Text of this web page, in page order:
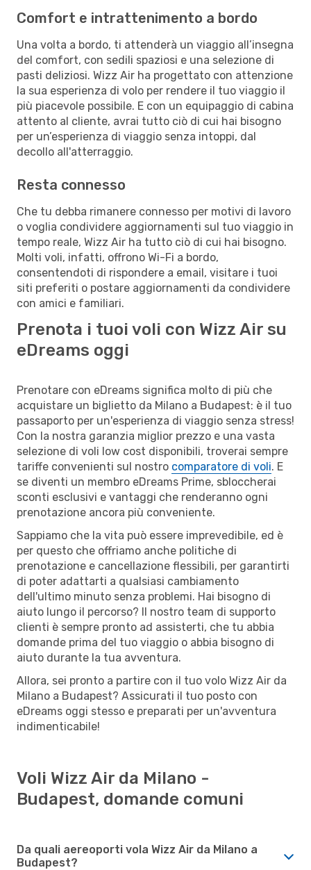
Comfort e intrattenimento a bordo
Una volta a bordo, ti attenderà un viaggio all’insegna
del comfort, con sedili spaziosi e una selezione di
pasti deliziosi. Wizz Air ha progettato con attenzione
la sua esperienza di volo per rendere il tuo viaggio il
più piacevole possibile. E con un equipaggio di cabina
attento al cliente, avrai tutto ciò di cui hai bisogno
per un’esperienza di viaggio senza intoppi, dal
decollo all'atterraggio.
Resta connesso
Che tu debba rimanere connesso per motivi di lavoro
o voglia condividere aggiornamenti sul tuo viaggio in
tempo reale, Wizz Air ha tutto ciò di cui hai bisogno.
Molti voli, infatti, offrono Wi-Fi a bordo,
consentendoti di rispondere a email, visitare i tuoi
siti preferiti o postare aggiornamenti da condividere
con amici e familiari.
Prenota i tuoi voli con Wizz Air su
eDreams oggi
Prenotare con eDreams significa molto di più che
acquistare un biglietto da Milano a Budapest: è il tuo
passaporto per un'esperienza di viaggio senza stress!
Con la nostra garanzia miglior prezzo e una vasta
selezione di voli low cost disponibili, troverai sempre
tariffe convenienti sul nostro comparatore di voli. E
se diventi un membro eDreams Prime, sbloccherai
sconti esclusivi e vantaggi che renderanno ogni
prenotazione ancora più conveniente.
Sappiamo che la vita può essere imprevedibile, ed è
per questo che offriamo anche politiche di
prenotazione e cancellazione flessibili, per garantirti
di poter adattarti a qualsiasi cambiamento
dell'ultimo minuto senza problemi. Hai bisogno di
aiuto lungo il percorso? Il nostro team di supporto
clienti è sempre pronto ad assisterti, che tu abbia
domande prima del tuo viaggio o abbia bisogno di
aiuto durante la tua avventura.
Allora, sei pronto a partire con il tuo volo Wizz Air da
Milano a Budapest? Assicurati il tuo posto con
eDreams oggi stesso e preparati per un'avventura
indimenticabile!
Voli Wizz Air da Milano -
Budapest, domande comuni
Da quali aereoporti vola Wizz Air da Milano a
Budapest?